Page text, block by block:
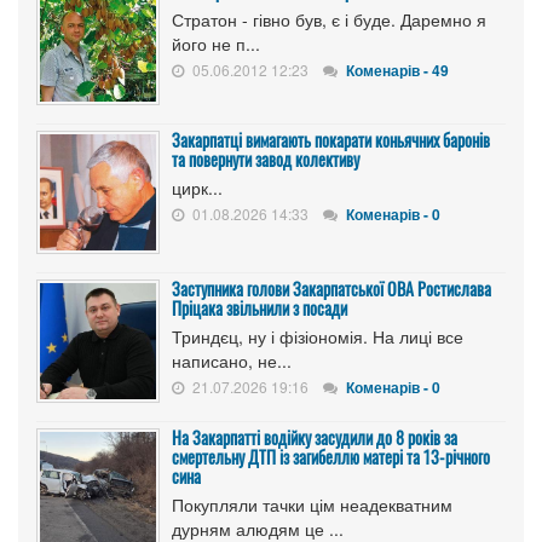
Стратон - гівно був, є і буде. Даремно я
його не п...
05.06.2012 12:23 Коменарів - 49
Закарпатці вимагають покарати коньячних баронів
та повернути завод колективу
цирк...
01.08.2026 14:33 Коменарів - 0
Заступника голови Закарпатської ОВА Ростислава
Пріцака звільнили з посади
Триндєц, ну і фізіономія. На лиці все
написано, не...
21.07.2026 19:16 Коменарів - 0
На Закарпатті водійку засудили до 8 років за
смертельну ДТП із загибеллю матері та 13-річного
сина
Покупляли тачки цім неадекватним
дурням алюдям це ...